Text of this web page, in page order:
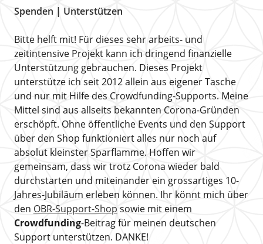
Spenden | Unterstützen
Bitte helft mit! Für dieses sehr arbeits- und
zeitintensive Projekt kann ich dringend finanzielle
Unterstützung gebrauchen. Dieses Projekt
unterstütze ich seit 2012 allein aus eigener Tasche
und nur mit Hilfe des Crowdfunding-Supports. Meine
Mittel sind aus allseits bekannten Corona-Gründen
erschöpft. Ohne öffentliche Events und den Support
über den Shop funktioniert alles nur noch auf
absolut kleinster Sparflamme. Hoffen wir
gemeinsam, dass wir trotz Corona wieder bald
durchstarten und miteinander ein grossartiges 10-
Jahres-Jubiläum erleben können. Ihr könnt mich über
den OBR-Support-Shop sowie mit einem
Crowdfunding-Beitrag für meinen deutschen
Support unterstützen. DANKE!